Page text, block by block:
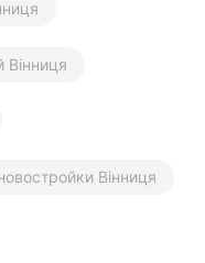
Вінниця